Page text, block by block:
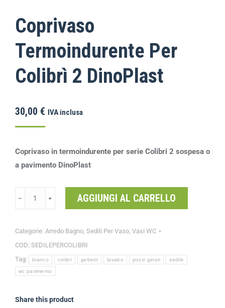
Coprivaso
Termoindurente Per
Colibrì 2 DinoPlast
30,00 € IVA inclusa
Coprivaso in termoindurente per serie Colibri 2 sospesa o
a pavimento DinoPlast
﹣ ﹢ AGGIUNGI AL CARRELLO
Categorie: Arredo Bagno Sedili Per Vaso Vasi WC
COD: SEDILEPERCOLIBRI
Tag:
bianco colibri geberit lavabo pozzi ginori sedile
wc pavimento
Share this product